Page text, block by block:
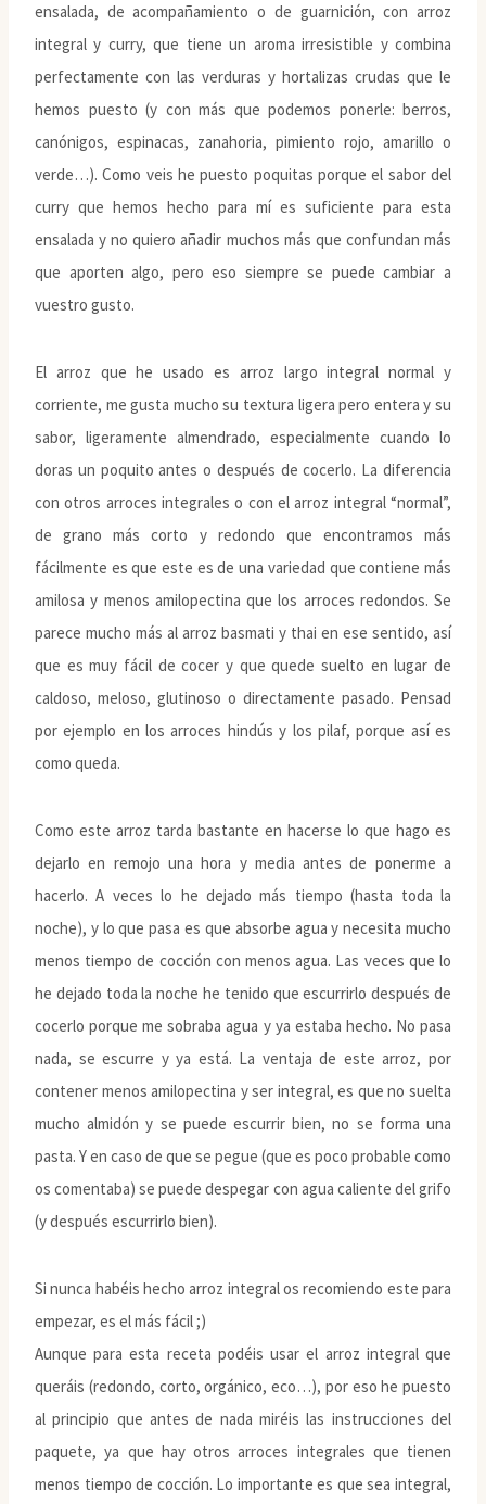
ensalada, de acompañamiento o de guarnición, con arroz
integral y curry, que tiene un aroma irresistible y combina
perfectamente con las verduras y hortalizas crudas que le
hemos puesto (y con más que podemos ponerle: berros,
canónigos, espinacas, zanahoria, pimiento rojo, amarillo o
verde…). Como veis he puesto poquitas porque el sabor del
curry que hemos hecho para mí es suficiente para esta
ensalada y no quiero añadir muchos más que confundan más
que aporten algo, pero eso siempre se puede cambiar a
vuestro gusto.
El arroz que he usado es arroz largo integral normal y
corriente, me gusta mucho su textura ligera pero entera y su
sabor, ligeramente almendrado, especialmente cuando lo
doras un poquito antes o después de cocerlo. La diferencia
con otros arroces integrales o con el arroz integral “normal”,
de grano más corto y redondo que encontramos más
fácilmente es que este es de una variedad que contiene más
amilosa y menos amilopectina que los arroces redondos. Se
parece mucho más al arroz basmati y thai en ese sentido, así
que es muy fácil de cocer y que quede suelto en lugar de
caldoso, meloso, glutinoso o directamente pasado. Pensad
por ejemplo en los arroces hindús y los pilaf, porque así es
como queda.
Como este arroz tarda bastante en hacerse lo que hago es
dejarlo en remojo una hora y media antes de ponerme a
hacerlo. A veces lo he dejado más tiempo (hasta toda la
noche), y lo que pasa es que absorbe agua y necesita mucho
menos tiempo de cocción con menos agua. Las veces que lo
he dejado toda la noche he tenido que escurrirlo después de
cocerlo porque me sobraba agua y ya estaba hecho. No pasa
nada, se escurre y ya está. La ventaja de este arroz, por
contener menos amilopectina y ser integral, es que no suelta
mucho almidón y se puede escurrir bien, no se forma una
pasta. Y en caso de que se pegue (que es poco probable como
os comentaba) se puede despegar con agua caliente del grifo
(y después escurrirlo bien).
Si nunca habéis hecho arroz integral os recomiendo este para
empezar, es el más fácil ;)
Aunque para esta receta podéis usar el arroz integral que
queráis (redondo, corto, orgánico, eco…), por eso he puesto
al principio que antes de nada miréis las instrucciones del
paquete, ya que hay otros arroces integrales que tienen
menos tiempo de cocción. Lo importante es que sea integral,